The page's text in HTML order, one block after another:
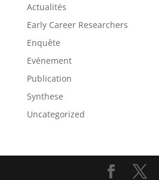
Actualités
Early Career Researchers
Enquête
Evénement
Publication
Synthese
Uncategorized